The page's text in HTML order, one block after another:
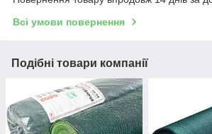
Всі умови повернення
Подібні товари компанії